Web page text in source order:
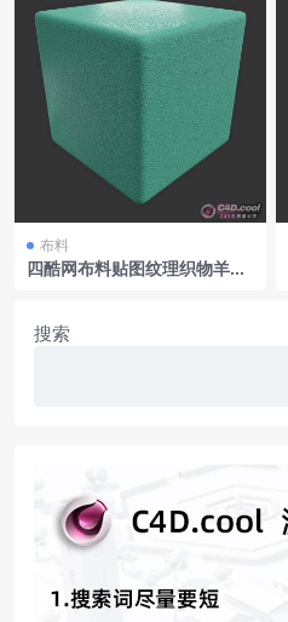
布料
四酷网布料贴图纹理织物羊毛
搜索